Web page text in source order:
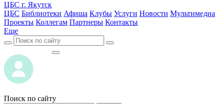
ЦБС г. Якутск
ЦБС Библиотеки Афиша Клубы Услуги Новости Мультимедиа
Проекты Коллегам Партнеры Контакты
Еще
Поиск по сайту